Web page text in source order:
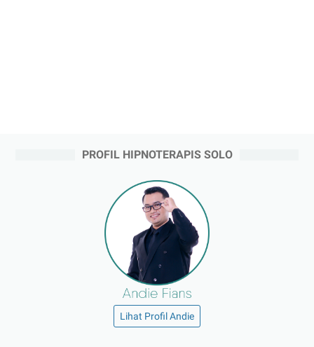
PROFIL HIPNOTERAPIS SOLO
Lihat Profil Andie